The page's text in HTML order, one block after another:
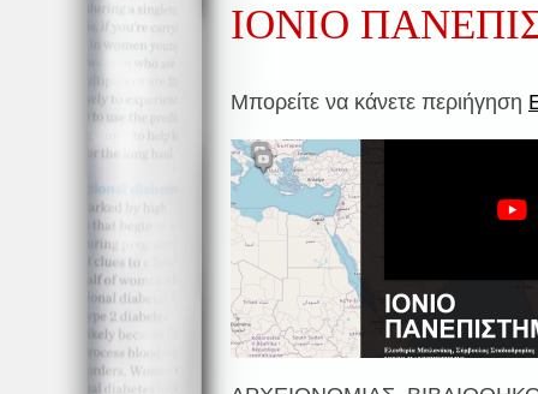
ΙΟΝΙΟ
Μπορείτε να κάνετε περιήγηση